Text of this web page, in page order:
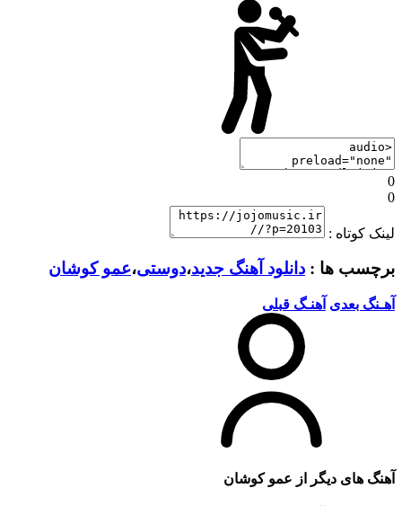
0
0
لینک کوتاه :
برچسب ها : دانلود آهنگ جدید،دوستی،عمو کوشان
آهـنگ بعدی آهنـگ قبلی
آهنگ های دیگر از عمو کوشان